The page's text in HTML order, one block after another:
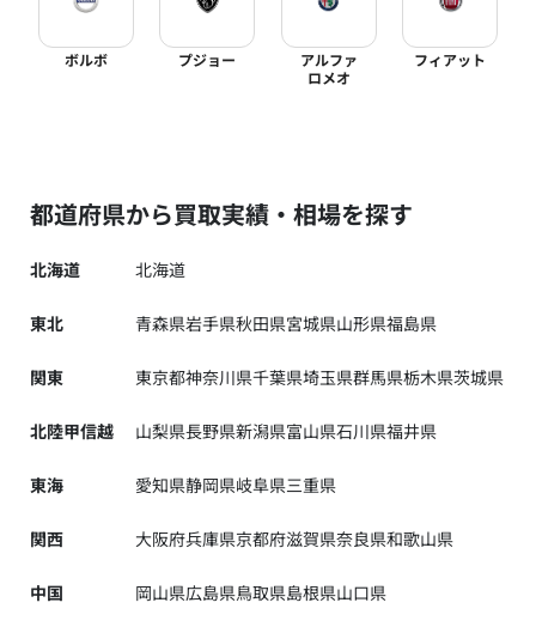
ボルボ プジョー
アルファ
ロメオ
フィアット
都道府県から買取実績・相場を探す
北海道 北海道
東北 青森県岩手県秋田県宮城県山形県福島県
関東 東京都神奈川県千葉県埼玉県群馬県栃木県茨城県
北陸甲信越 山梨県長野県新潟県富山県石川県福井県
東海 愛知県静岡県岐阜県三重県
関西 大阪府兵庫県京都府滋賀県奈良県和歌山県
中国 岡山県広島県鳥取県島根県山口県